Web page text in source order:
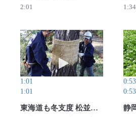
けの海」となった。八
坂清宮司（75）は立春
の4日早朝、湖面を観察
した後、「残念ながら
御渡（みわた）りを拝
観することかなわず、
春を迎えようとしてい
る」と述べ、明けの海
を宣言した。【撮影・
2:01
遅
ロ
し
1:34
動画を再生 東海道も
1:01
1:01
東海道も冬支度 松並木でこも巻き
0:53
0:53